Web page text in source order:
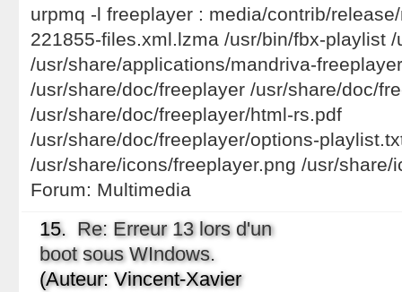
urpmq -l freeplayer : media/contrib/
221855-files.xml.lzma /usr/bin/fbx-playlist
/usr/share/applications/mandriva-
/usr/share/doc/freeplayer /usr/share/doc/
/usr/share/doc/freeplayer/html-rs.pdf
/usr/share/doc/freeplayer/options-
/usr/share/icons/freeplayer.png /usr/share/
Forum: Multimedia
15. Re: Erreur 13 lors d'un
boot sous WIndows.
(Auteur: Vincent-Xavier